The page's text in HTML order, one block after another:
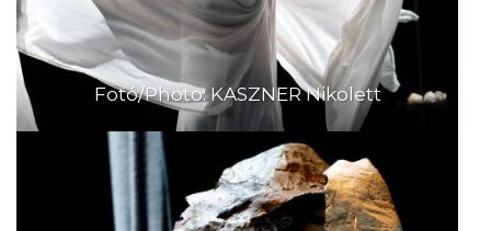
Fotó/Photo: KASZNER Nikolett